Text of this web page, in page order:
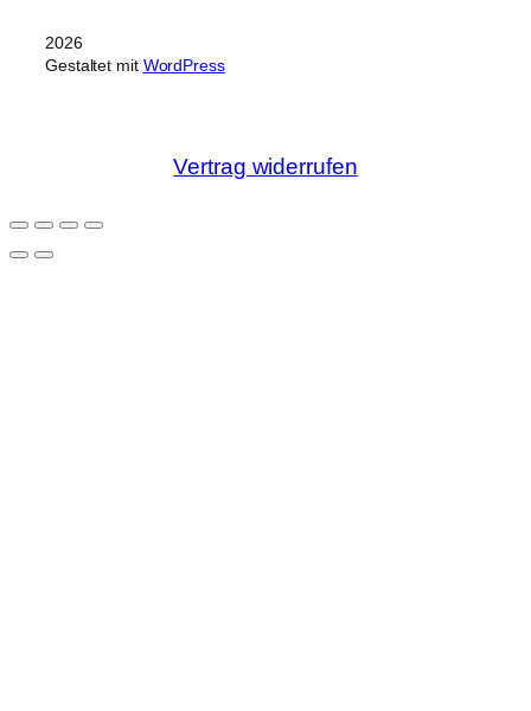
2026
Gestaltet mit WordPress
Vertrag widerrufen